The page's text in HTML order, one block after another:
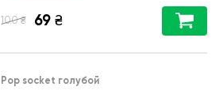
100 ₴ 69 ₴
Pop socket голубой